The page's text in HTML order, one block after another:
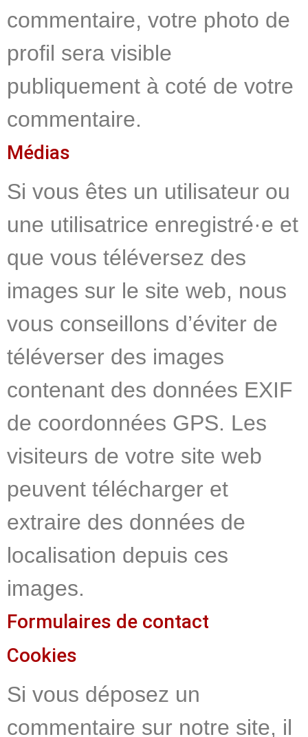
commentaire, votre photo de
profil sera visible
publiquement à coté de votre
commentaire.
Médias
Si vous êtes un utilisateur ou
une utilisatrice enregistré·e et
que vous téléversez des
images sur le site web, nous
vous conseillons d’éviter de
téléverser des images
contenant des données EXIF
de coordonnées GPS. Les
visiteurs de votre site web
peuvent télécharger et
extraire des données de
localisation depuis ces
images.
Formulaires de contact
Cookies
Si vous déposez un
commentaire sur notre site, il